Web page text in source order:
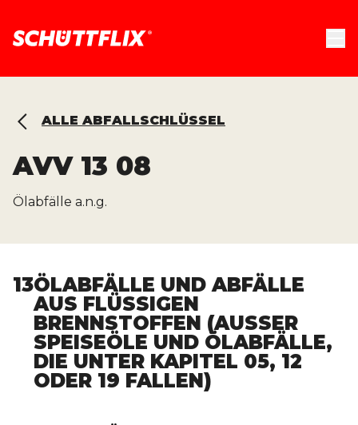
ALLE ABFALLSCHLÜSSEL
AVV 13 08
Ölabfälle a.n.g.
13ÖLABFÄLLE UND ABFÄLLE
AUS FLÜSSIGEN
BRENNSTOFFEN (AUSSER S
PEISEÖLE UND ÖLABFÄLLE, D
IE UNTER KAPITEL 05, 12 O
DER 19 FALLEN)